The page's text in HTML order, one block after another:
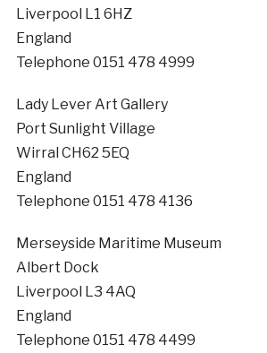
Liverpool L1 6HZ
England
Telephone 0151 478 4999
Lady Lever Art Gallery
Port Sunlight Village
Wirral CH62 5EQ
England
Telephone 0151 478 4136
Merseyside Maritime Museum
Albert Dock
Liverpool L3 4AQ
England
Telephone 0151 478 4499